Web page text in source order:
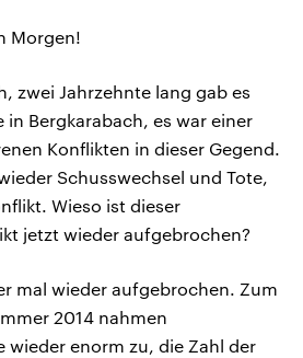
Morgen!
zwei Jahrzehnte lang gab es
in Bergkarabach, es war einer
Konflikten in dieser Gegend.
Schusswechsel und Tote,
Wieso ist dieser
jetzt wieder aufgebrochen?
mal wieder aufgebrochen. Zum
2014 nahmen
wieder enorm zu, die Zahl der